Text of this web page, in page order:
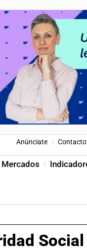
Anúnciate Contacto
Mercados
Social